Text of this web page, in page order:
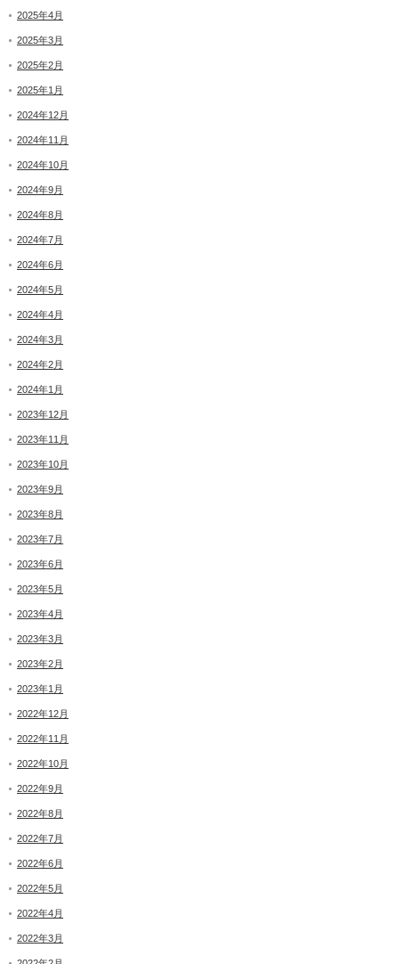
2025年4月
2025年3月
2025年2月
2025年1月
2024年12月
2024年11月
2024年10月
2024年9月
2024年8月
2024年7月
2024年6月
2024年5月
2024年4月
2024年3月
2024年2月
2024年1月
2023年12月
2023年11月
2023年10月
2023年9月
2023年8月
2023年7月
2023年6月
2023年5月
2023年4月
2023年3月
2023年2月
2023年1月
2022年12月
2022年11月
2022年10月
2022年9月
2022年8月
2022年7月
2022年6月
2022年5月
2022年4月
2022年3月